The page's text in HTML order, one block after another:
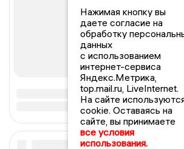
Нажимая кнопку вы
даете согласие на
обработку
данных
с использованием
интернет-сервиса
Яндекс.Метрика,
top.mail.ru, LiveInternet.
На сайте
cookie. Оставаясь на
сайте, вы принимаете
все условия
использования.